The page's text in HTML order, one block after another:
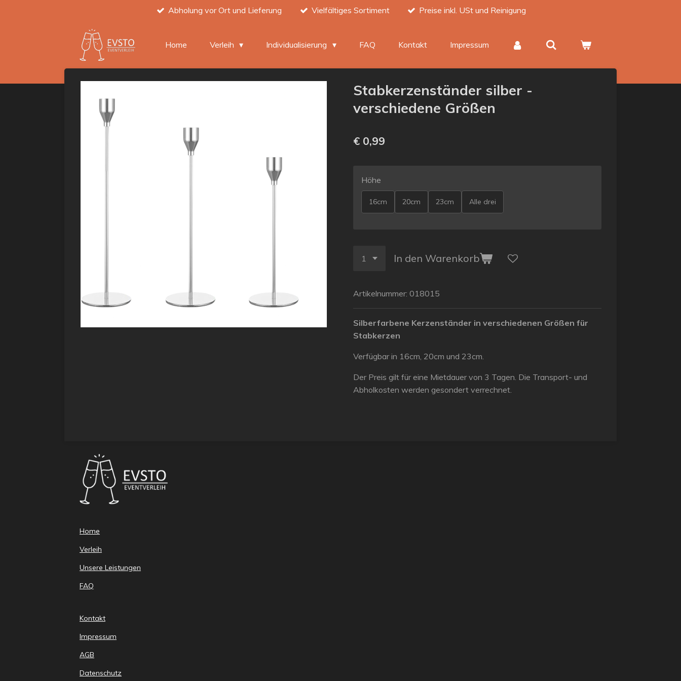
Abholung vor Ort und Lieferung Vielfältiges Sortiment Preise inkl. USt und Reinigung
Home Verleih Individualisierung FAQ Kontakt Impressum
Stabkerzenständer silber -
verschiedene Größen
€ 0,99
Höhe
16cm 20cm 23cm Alle drei
In den Warenkorb
Artikelnummer: 018015
Silberfarbene Kerzenständer in verschiedenen Größen für
Stabkerzen
Verfügbar in 16cm, 20cm und 23cm.
Der Preis gilt für eine Mietdauer von 3 Tagen. Die Transport- und
Abholkosten werden gesondert verrechnet.
Home
Verleih
Unsere Leistungen
FAQ
Kontakt
Impressum
AGB
Datenschutz